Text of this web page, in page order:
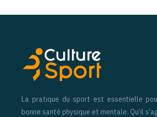
La pratique du sport est essentielle
bonne santé physique et mentale. Qu’il